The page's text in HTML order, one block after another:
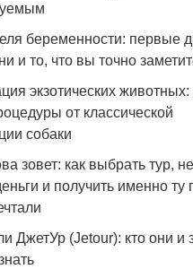
беременности: первые
и то, что вы точно
экзотических
от классической
собаки
зовет: как выбрать тур, не
и получить именно ту
ДжетУр (Jetour): кто они и